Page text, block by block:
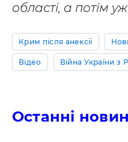
області, а потім
Крим після анексії
Відео Війна України з
Останні